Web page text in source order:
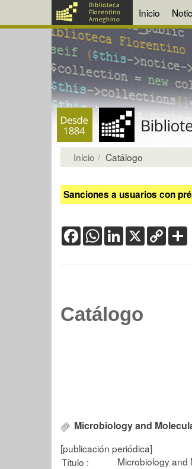
Inicio
Inicio Catálogo
Sanciones a usuarios con
FacebookWhatsApp
LinkedIn
X Copy
Link
Catálogo
Microbiology and
[publicación periódica]
Título :
Microbiology and